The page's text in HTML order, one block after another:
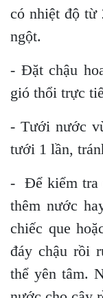
có nhiệt độ từ
ngột.
- Đặt chậu
gió thổi trực
- Tưới nước
tưới 1 lần,
- Để kiểm tra
thêm nước
chiếc que
đáy chậu rồi
thể yên tâm.